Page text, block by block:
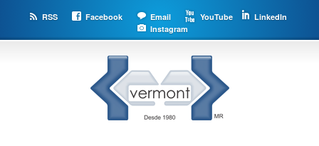
RSS Facebook Email YouTube
LinkedIn
Instagram